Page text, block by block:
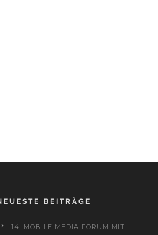
BEITRÄGE
14. MOBILE MEDIA FORUM MIT